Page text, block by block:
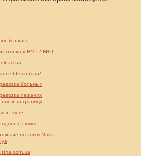
шкаф
к НМТ / ВНО
life.com.ua/
больных
лежачих
за границу
купе
сумки
потолки Nova